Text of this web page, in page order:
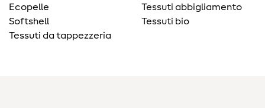
Ecopelle
Softshell
Tessuti da tappezzeria
Tessuti abbigliamento
Tessuti bio